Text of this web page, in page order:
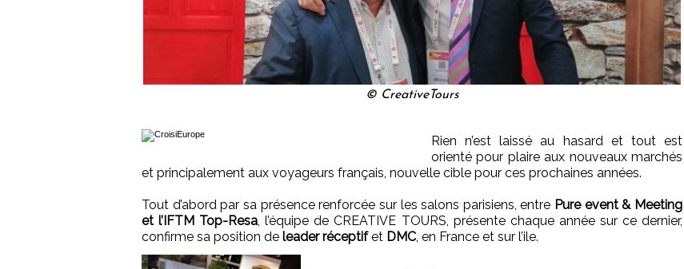
© CreativeTours
Rien n’est laissé au hasard et tout est
orienté pour plaire aux nouveaux marchés
et principalement aux voyageurs français, nouvelle cible pour ces prochaines années.
Tout d’abord par sa présence renforcée sur les salons parisiens, entre Pure event & Meeting
et l’IFTM Top-Resa , l’équipe de CREATIVE TOURS, présente chaque année sur ce dernier,
confirme sa position de leader réceptifet DMC, en France et sur l’ile.